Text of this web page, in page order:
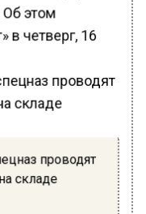
этом
в четверг, 16
проводят
складе